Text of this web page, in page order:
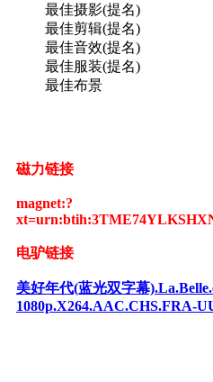
最佳摄影(提名)
最佳剪辑(提名)
最佳音效(提名)
最佳服装(提名)
最佳布景
磁力链接
magnet:?
电驴链接
美好年代(蓝光双字幕
1080p.X264.AAC.CHS.FRA-